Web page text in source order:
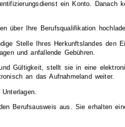
ein Konto. Danach
über Ihre Berufsqualifikation
Stelle Ihres Herkunftslandes den
und anfallende Gebühren.
Gültigkeit, stellt sie in eine
an das Aufnahmeland weiter.
Berufsausweis aus. Sie erhalten